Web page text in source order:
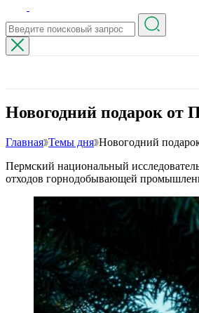
Новогодний подарок
Главная Темы дня Новогодний
Пермский национальный
отходов горнодобывающей